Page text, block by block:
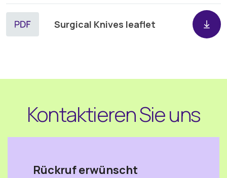
Surgical Knives leaflet
Kontaktieren Sie uns
Rückruf erwünscht